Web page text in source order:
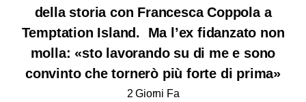
della storia con Francesca Coppola a
Temptation Island. Ma l’ex fidanzato non
molla: «sto lavorando su di me e sono
convinto che tornerò più forte di prima»
2 Giorni Fa